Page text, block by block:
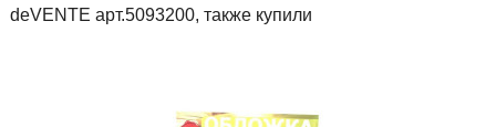
deVENTE арт.5093200, также купили